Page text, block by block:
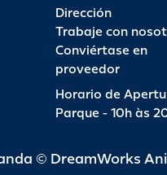
Dirección
Trabaje con
Conviértase en
proveedor
Horario de
Parque - 10h às
© DreamWorks